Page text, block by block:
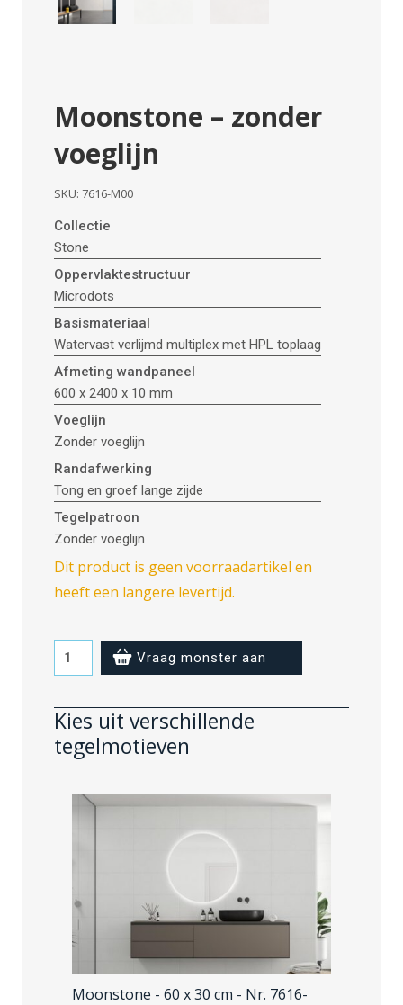
Moonstone – zonder
voeglijn
SKU: 7616-M00
Collectie
Stone
Oppervlaktestructuur
Microdots
Basismateriaal
Watervast verlijmd multiplex met HPL toplaag
Afmeting wandpaneel
600 x 2400 x 10 mm
Voeglijn
Zonder voeglijn
Randafwerking
Tong en groef lange zijde
Tegelpatroon
Zonder voeglijn
Dit product is geen voorraadartikel en
heeft een langere levertijd.
Moonstone
-
voeglijn
aantal
Vraag monster aan
Kies uit verschillende
tegelmotieven
Moonstone - 60 x 30 cm - Nr. 7616-